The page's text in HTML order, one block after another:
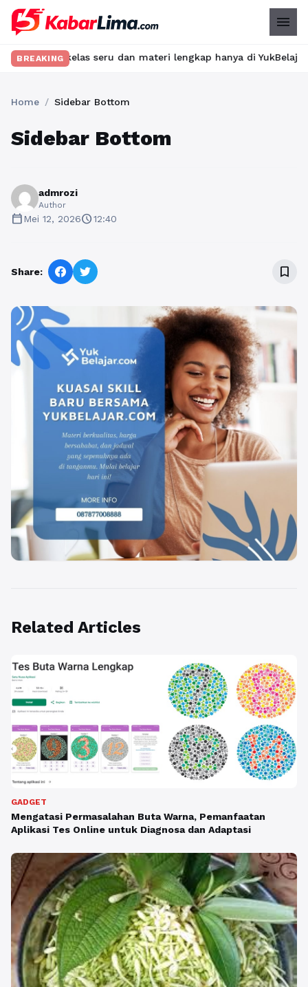
menu
BREAKING
seru dan materi lengkap hanya di YukBelajar.com.
Home / Sidebar Bottom
Sidebar Bottom
admrozi
Author
calendar_todayMei 12, 2026schedule12:40
Share: bookmark_border
Related Articles
GADGET
Mengatasi Permasalahan Buta Warna, Pemanfaatan
Aplikasi Tes Online untuk Diagnosa dan Adaptasi